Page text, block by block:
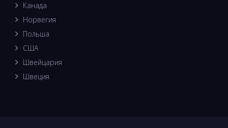
Канада
Норвегия
Польша
США
Швейцария
Швеция